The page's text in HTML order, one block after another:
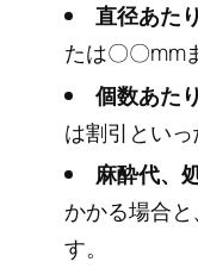
直径あた
たは〇〇mm
個数あた
は割引といっ
麻酔代、
かかる場合
す。